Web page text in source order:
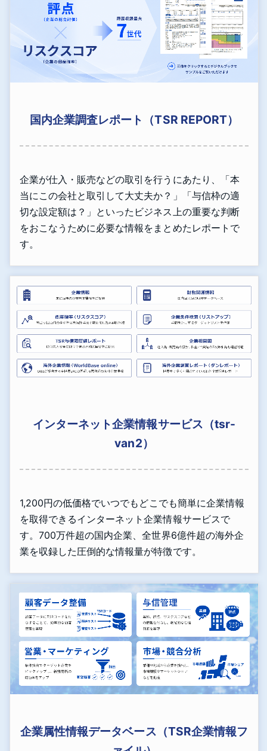
国内企業調査レポート（TSR REPORT）
企業が仕入・販売などの取引を行うにあたり、「本
当にこの会社と取引して大丈夫か？」「与信枠の適
切な設定額は？」といったビジネス上の重要な判断
をおこなうために必要な情報をまとめたレポートで
す。
インターネット企業情報サービス（tsr-
van2）
1,200円の低価格でいつでもどこでも簡単に企業情報
を取得できるインターネット企業情報サービスで
す。700万件超の国内企業、全世界6億件超の海外企
業を収録した圧倒的な情報量が特徴です。
企業属性情報データベース（TSR企業情報フ